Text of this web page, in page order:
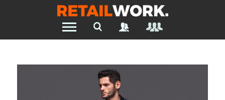
Ecommerce